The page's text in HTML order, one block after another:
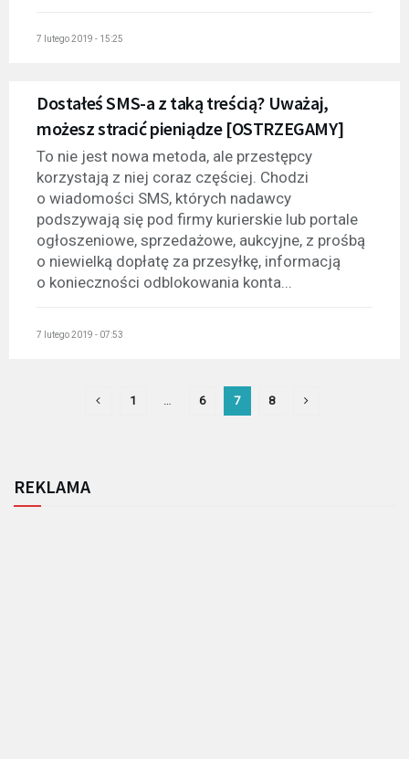
7 lutego 2019 - 15:25
Dostałeś SMS-a z taką treścią? Uważaj,
możesz stracić pieniądze [OSTRZEGAMY]
To nie jest nowa metoda, ale przestępcy
korzystają z niej coraz częściej. Chodzi
o wiadomości SMS, których nadawcy
podszywają się pod firmy kurierskie lub portale
ogłoszeniowe, sprzedażowe, aukcyjne, z prośbą
o niewielką dopłatę za przesyłkę, informacją
o konieczności odblokowania konta...
7 lutego 2019 - 07:53
1 6 7 8
REKLAMA